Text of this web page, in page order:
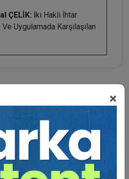
×
ÇELİK: İki Hakli İhtar
Uygulamada Karşılaşılan
Ol: Sadece 5490 TL / Yıllık